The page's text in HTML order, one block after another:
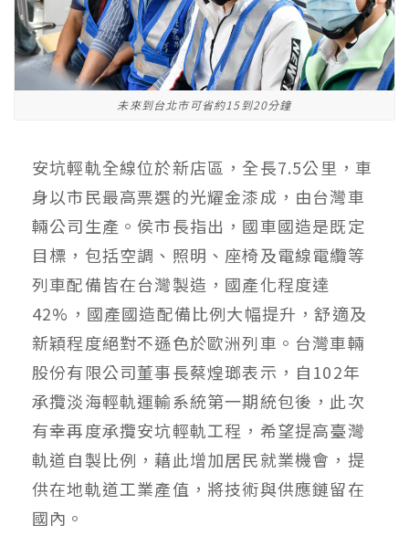
未來到台北市可省約15到20分鐘
安坑輕軌全線位於新店區，全長7.5公里，車
身以市民最高票選的光耀金漆成，由台灣車
輛公司生產。侯市長指出，國車國造是既定
目標，包括空調、照明、座椅及電線電纜等
列車配備皆在台灣製造，國產化程度達
42%，國產國造配備比例大幅提升，舒適及
新穎程度絕對不遜色於歐洲列車。台灣車輛
股份有限公司董事長蔡煌瑯表示，自102年
承攬淡海輕軌運輸系統第一期統包後，此次
有幸再度承攬安坑輕軌工程，希望提高臺灣
軌道自製比例，藉此增加居民就業機會，提
供在地軌道工業產值，將技術與供應鏈留在
國內。